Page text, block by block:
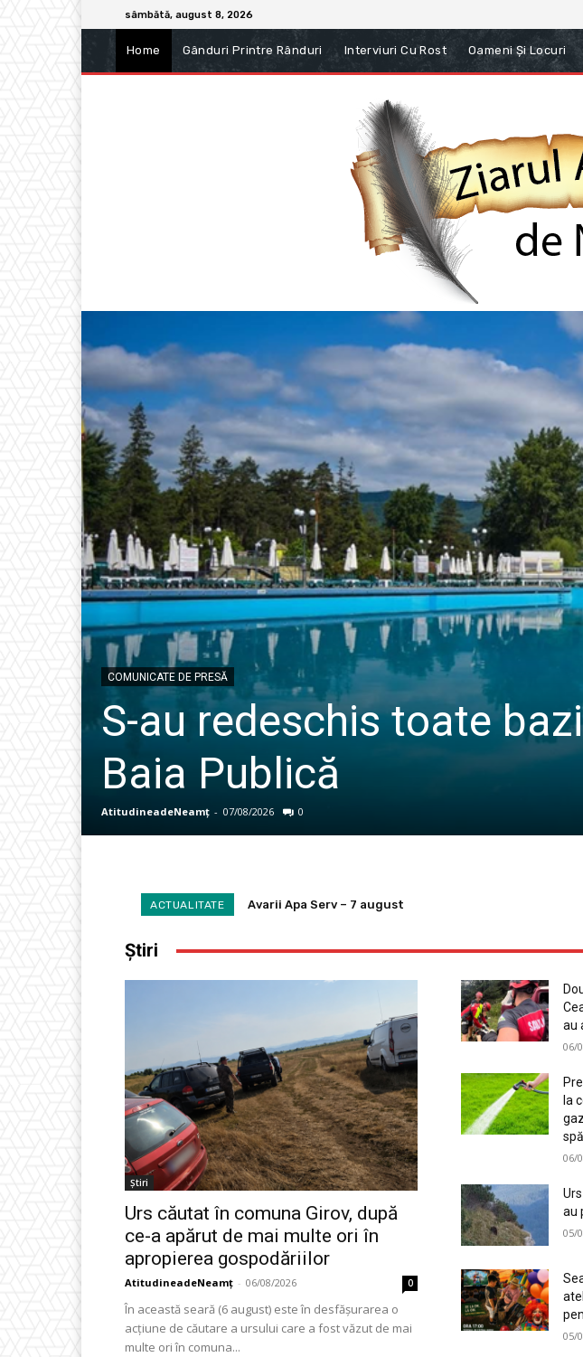
sâmbătă, august 8, 2026
Home Gânduri Printre Rânduri Interviuri Cu Rost Oameni Și Locuri
COMUNICATE DE PRESĂ
S-au redeschis toate
Baia Publică
AtitudineadeNeamț - 07/08/2026 0
ACTUALITATE Urs căutat în comuna Girov, după ce-a apărut de mai
Știri
Știri
Urs căutat în comuna Girov, după
ce-a apărut de mai multe ori în
apropierea gospodăriilor
AtitudineadeNeamț - 06/08/2026 0
În această seară (6 august) este în desfășurarea o
acțiune de căutare a ursului care a fost văzut de mai
multe ori în comuna...
au
06/
la
06/
au
05/
05/